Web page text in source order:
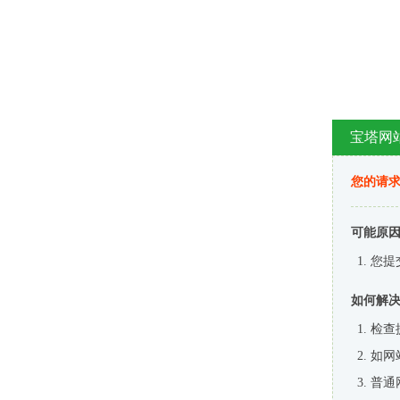
宝塔网
您的请
可能原
您提
如何解
检查
如网
普通